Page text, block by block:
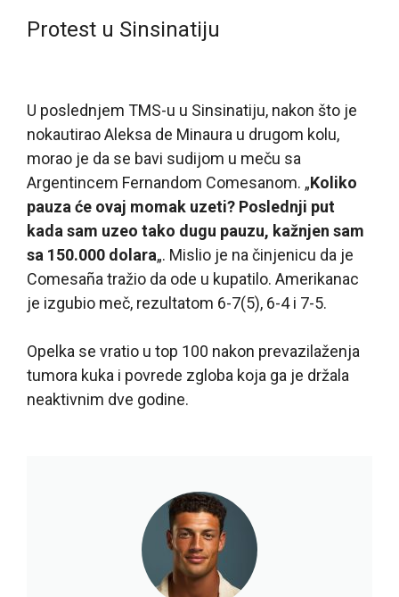
Protest u Sinsinatiju
U poslednjem TMS-u u Sinsinatiju, nakon što je
nokautirao Aleksa de Minaura u drugom kolu,
morao je da se bavi sudijom u meču sa
Argentincem Fernandom Comesanom. „Koliko
pauza će ovaj momak uzeti? Poslednji put
kada sam uzeo tako dugu pauzu, kažnjen sam
sa 150.000 dolara„. Mislio je na činjenicu da je
Comesaña tražio da ode u kupatilo. Amerikanac
je izgubio meč, rezultatom 6-7(5), 6-4 i 7-5.
Opelka se vratio u top 100 nakon prevazilaženja
tumora kuka i povrede zgloba koja ga je držala
neaktivnim dve godine.